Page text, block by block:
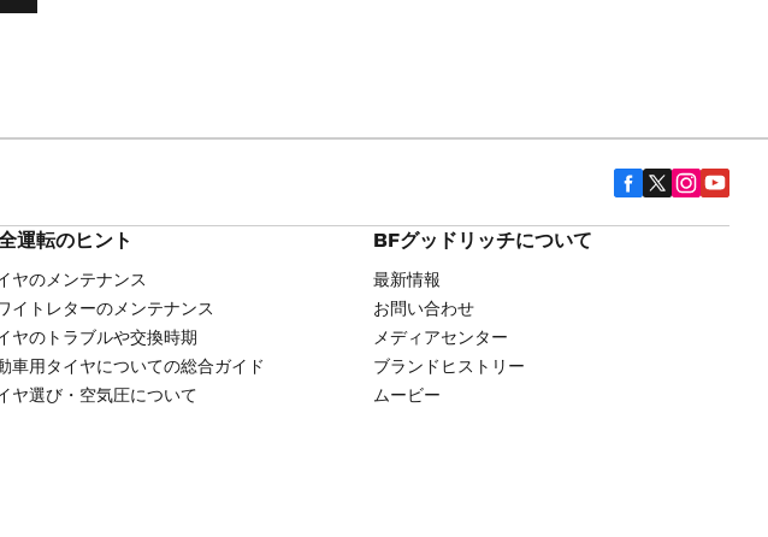
運転のヒント
ヤのメンテナンス
イトレターのメンテナンス
ヤのトラブルや交換時期
車用タイヤについての総合ガイド
ヤ選び・空気圧について
BFグッドリッチについて
最新情報
お問い合わせ
メディアセンター
ブランドヒストリー
ムービー